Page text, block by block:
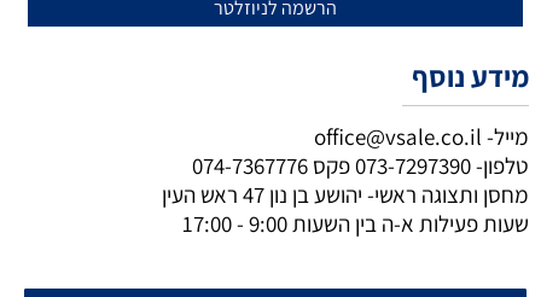
מידע נוסף
מייל- office@vsale.co.il
טלפון-073-7297390פקס 074-7367776
מחסן ותצוגה ראשי- יהושע בן נון 47 ראש העין
שעות פעילות א-ה בין השעות 9:00 - 17:00